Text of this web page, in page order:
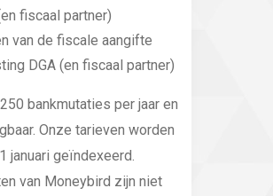
fiscaal partner)
van de fiscale aangifte
DGA (en fiscaal partner)
bankmutaties per jaar en
Onze tarieven worden
januari geïndexeerd.
van Moneybird zijn niet